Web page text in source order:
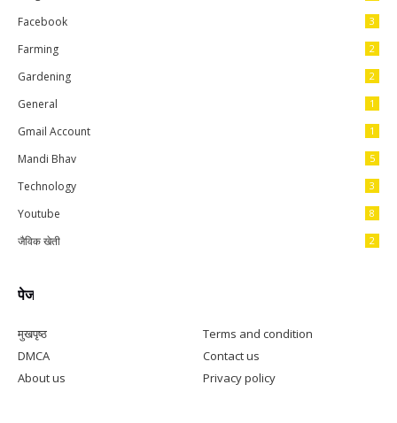
Facebook 3
Farming 2
Gardening 2
General 1
Gmail Account 1
Mandi Bhav 5
Technology 3
Youtube 8
जैविक खेती 2
पेज
मुखपृष्ठ
Terms and condition
DMCA
Contact us
About us
Privacy policy